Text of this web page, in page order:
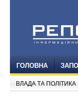
ГОЛОВНА
ВЛАДА ТА ПОЛІТИКА